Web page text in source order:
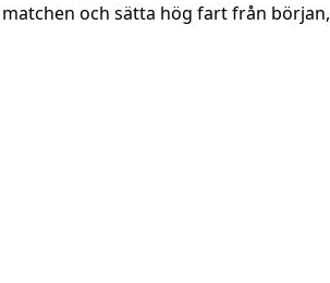
och sätta hög fart från början,